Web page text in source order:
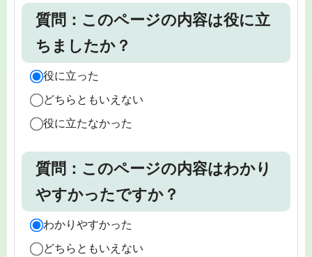
質問：このページの内容は役に立
ちましたか？
役に立った
どちらともいえない
役に立たなかった
質問：このページの内容はわかり
やすかったですか？
わかりやすかった
どちらともいえない